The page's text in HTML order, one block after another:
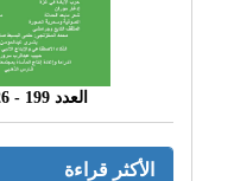
العدد 199 - 2026 Jul
الأكثر قراءة